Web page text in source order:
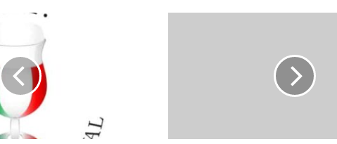
week-